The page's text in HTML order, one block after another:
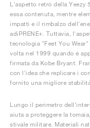
L'aspetto retrò della Yeezy
essa contenuta, mentre
impatti e il rimbalzo
adiPRENE+. Tuttavia,
tecnologia "Feet You
volta nel 1999 quando è
firmata da Kobe Bryant.
con l'idea che replicare i
fornito una migliore
Lungo il perimetro
aiuta a proteggere la
stivale militare. Materiali